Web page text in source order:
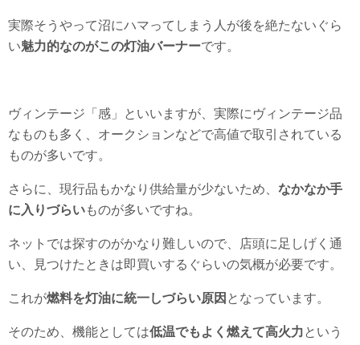
実際そうやって沼にハマってしまう人が後を絶たないぐら
い魅力的なのがこの灯油バーナーです。
ヴィンテージ「感」といいますが、実際にヴィンテージ品
なものも多く、オークションなどで高値で取引されている
ものが多いです。
さらに、現行品もかなり供給量が少ないため、 なかなか手
に入りづらいものが多いですね。
ネットでは探すのがかなり難しいので、店頭に足しげく通
い、見つけたときは即買いするぐらいの気概が必要です。
これが燃料を灯油に統一しづらい原因 となっています。
そのため、機能としては低温でもよく燃えて高火力という